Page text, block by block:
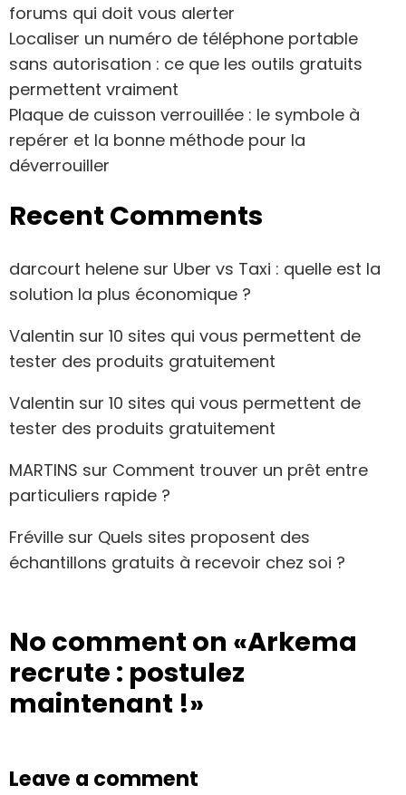
forums qui doit vous alerter
Localiser un numéro de téléphone portable
sans autorisation : ce que les outils gratuits
permettent vraiment
Plaque de cuisson verrouillée : le symbole à
repérer et la bonne méthode pour la
déverrouiller
Recent Comments
darcourt helene sur Uber vs Taxi : quelle est la
solution la plus économique ?
Valentin sur 10 sites qui vous permettent de
tester des produits gratuitement
Valentin sur 10 sites qui vous permettent de
tester des produits gratuitement
MARTINS sur Comment trouver un prêt entre
particuliers rapide ?
Fréville sur Quels sites proposent des
échantillons gratuits à recevoir chez soi ?
No comment on «Arkema
recrute : postulez
maintenant !»
Leave a comment